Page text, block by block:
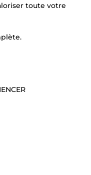
toute votre